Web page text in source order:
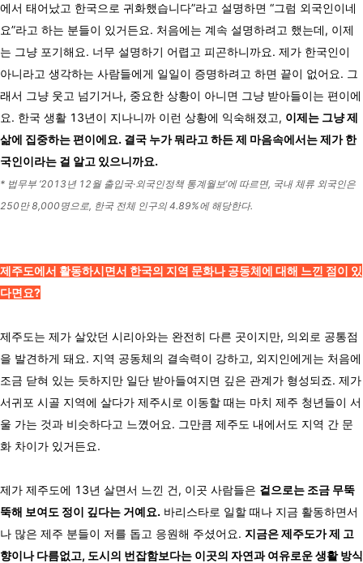
에서 태어났고 한국으로 귀화했습니다”라고 설명하면 “그럼 외국인이네
요”라고 하는 분들이 있거든요. 처음에는 계속 설명하려고 했는데, 이제
는 그냥 포기해요. 너무 설명하기 어렵고 피곤하니까요. 제가 한국인이
아니라고 생각하는 사람들에게 일일이 증명하려고 하면 끝이 없어요. 그
래서 그냥 웃고 넘기거나, 중요한 상황이 아니면 그냥 받아들이는 편이에
요. 한국 생활 13년이 지나니까 이런 상황에 익숙해졌고, 이제는 그냥 제
삶에 집중하는 편이에요. 결국 누가 뭐라고 하든 제 마음속에서는 제가 한
국인이라는 걸 알고 있으니까요.
* 법무부 ‘2013년 12월 출입국·외국인정책 통계월보’에 따르면, 국내 체류 외국인은
250만 8,000명으로, 한국 전체 인구의 4.89%에 해당한다.
제주도에서 활동하시면서 한국의 지역 문화나 공동체에 대해 느낀 점이 있
다면요?
제주도는 제가 살았던 시리아와는 완전히 다른 곳이지만, 의외로 공통점
을 발견하게 돼요. 지역 공동체의 결속력이 강하고, 외지인에게는 처음에
조금 닫혀 있는 듯하지만 일단 받아들여지면 깊은 관계가 형성되죠. 제가
서귀포 시골 지역에 살다가 제주시로 이동할 때는 마치 제주 청년들이 서
울 가는 것과 비슷하다고 느꼈어요. 그만큼 제주도 내에서도 지역 간 문
화 차이가 있거든요.
제가 제주도에 13년 살면서 느낀 건, 이곳 사람들은 겉으로는 조금 무뚝
뚝해 보여도 정이 깊다는 거예요. 바리스타로 일할 때나 지금 활동하면서
나 많은 제주 분들이 저를 돕고 응원해 주셨어요. 지금은 제주도가 제 고
향이나 다름없고, 도시의 번잡함보다는 이곳의 자연과 여유로운 생활 방식